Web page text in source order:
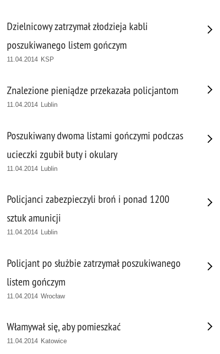
Dzielnicowy zatrzymał złodzieja kabli
poszukiwanego listem gończym
11.04.2014 KSP
Znalezione pieniądze przekazała policjantom
11.04.2014 Lublin
Poszukiwany dwoma listami gończymi podczas
ucieczki zgubił buty i okulary
11.04.2014 Lublin
Policjanci zabezpieczyli broń i ponad 1200
sztuk amunicji
11.04.2014 Lublin
Policjant po służbie zatrzymał poszukiwanego
listem gończym
11.04.2014 Wrocław
Włamywał się, aby pomieszkać
11.04.2014 Katowice